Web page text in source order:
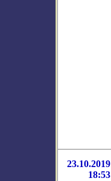
23.10.2019
18:53